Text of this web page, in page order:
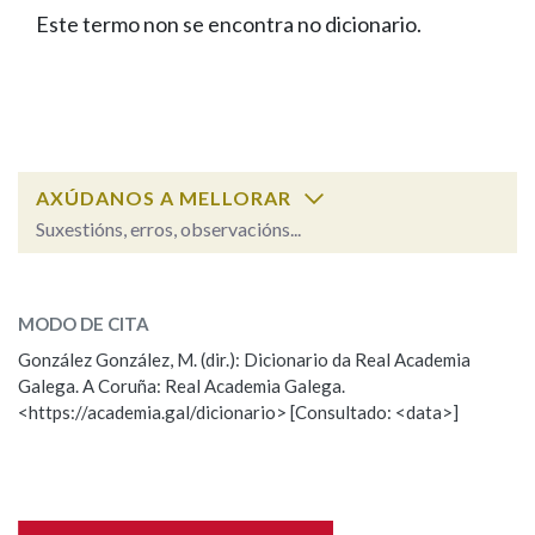
FIGURAS HOMENAXEADAS
PORTAL DAS PALABRAS
Facebook
TwitterYoutubeInstagram
Bluesky
BUSCAR NOS LEMAS
Remata por
BUSCAR NO CONTIDO
Nas definicións
Este termo non se encontra no dicionario.
AXÚDANOS A MELLORAR
Suxestións, erros, observacións...
Observación
Nome
MODO DE CITA
González González, M. (dir.): Dicionario da Real Academia
Galega. A Coruña: Real Academia Galega.
<https://academia.gal/dicionario> [Consultado: <data>]